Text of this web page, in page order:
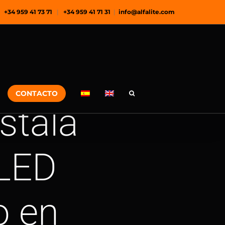
+34 959 41 73 71 | +34 959 41 71 31 | info@alfalite.com
CONTACTO
en